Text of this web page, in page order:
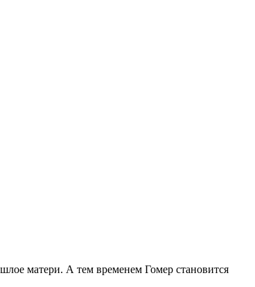
матери. А тем временем Гомер становится